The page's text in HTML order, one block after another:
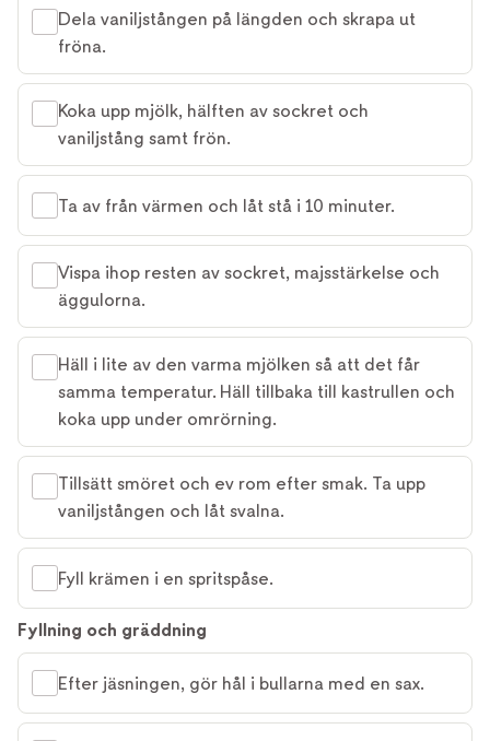
Dela vaniljstången på längden och skrapa ut
fröna.
Koka upp mjölk, hälften av sockret och
vaniljstång samt frön.
Ta av från värmen och låt stå i 10 minuter.
Vispa ihop resten av sockret, majsstärkelse och
äggulorna.
Häll i lite av den varma mjölken så att det får
samma temperatur. Häll tillbaka till kastrullen och
koka upp under omrörning.
Tillsätt smöret och ev rom efter smak. Ta upp
vaniljstången och låt svalna.
Fyll krämen i en spritspåse.
Fyllning och gräddning
Efter jäsningen, gör hål i bullarna med en sax.